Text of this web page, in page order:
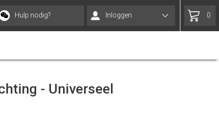
Hulp nodig? Inloggen 0
- Universeel